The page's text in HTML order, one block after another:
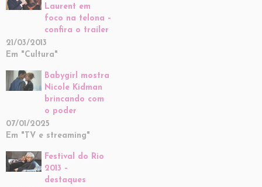
Laurent em
foco na telona –
confira o trailer
21/03/2013
Em "Cultura"
Babygirl mostra
Nicole Kidman
brincando com
o poder
07/01/2025
Em "TV e streaming"
Festival do Rio
2013 –
destaques